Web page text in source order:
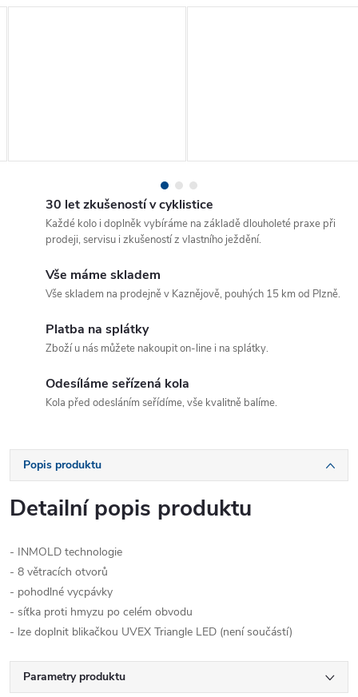
30 let zkušeností v cyklistice
Každé kolo i doplněk vybíráme na základě dlouholeté praxe při
prodeji, servisu i zkušeností z vlastního ježdění.
Vše máme skladem
Vše skladem na prodejně v Kaznějově, pouhých 15 km od Plzně.
Platba na splátky
Zboží u nás můžete nakoupit on-line i na splátky.
Odesíláme seřízená kola
Kola před odesláním seřídíme, vše kvalitně balíme.
Popis produktu
Detailní popis produktu
- INMOLD technologie
- 8 větracích otvorů
- pohodlné vycpávky
- síťka proti hmyzu po celém obvodu
- lze doplnit blikačkou UVEX Triangle LED (není součástí)
Parametry produktu